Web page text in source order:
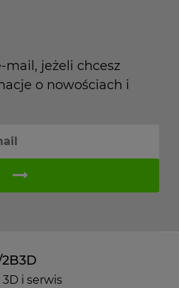
mail, jeżeli chcesz
o nowościach i
i serwis